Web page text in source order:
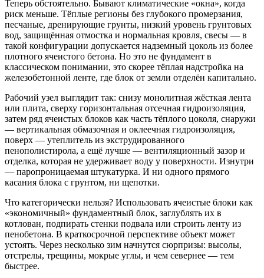
Теперь обстоятельно. Бывают климатические «окна», когда
риск меньше. Тёплые регионы без глубокого промерзания,
песчаные, дренирующие грунты, низкий уровень грунтовых
вод, защищённая отмостка и нормальная кровля, свесы — в
такой конфигурации допускается надземный цоколь из более
плотного ячеистого бетона. Но это не фундамент в
классическом понимании, это скорее тёплая надстройка на
железобетонной ленте, где блок от земли отделён капитально.
Рабочий узел выглядит так: снизу монолитная жёсткая лента
или плита, сверху горизонтальная отсечная гидроизоляция,
затем ряд ячеистых блоков как часть тёплого цоколя, снаружи
— вертикальная обмазочная и оклеечная гидроизоляция,
поверх — утеплитель из экструдированного
пенополистирола, а ещё лучше — вентиляционный зазор и
отделка, которая не удерживает воду у поверхности. Изнутри
— паропроницаемая штукатурка. И ни одного прямого
касания блока с грунтом, ни щепотки.
Что категорически нельзя? Использовать ячеистые блоки как
«экономичный» фундаментный блок, заглублять их в
котлован, подпирать стенки подвала или строить ленту из
пенобетона. В краткосрочной перспективе объект может
устоять. Через несколько зим начнутся сюрпризы: высолы,
отстрелы, трещины, мокрые углы, и чем севернее — тем
быстрее.